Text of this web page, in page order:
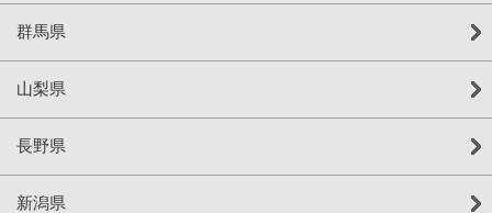
群馬県
山梨県
長野県
新潟県